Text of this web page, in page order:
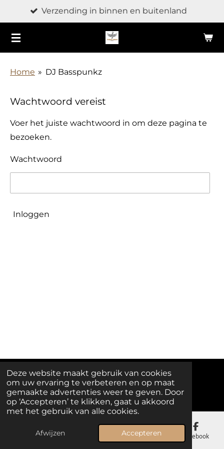
Deze website maakt gebruik van cookies
om uw ervaring te verbeteren en op maat
gemaakte advertenties weer te geven. Door
op ‘Accepteren’ te klikken, gaat u akkoord
met het gebruik van alle cookies.
Afwijzen Accepteren
direct
naar
de
hoofdinhoud
in binnen en buitenland
Home » DJ Basspunkz
Wachtwoord vereist
Voer het juiste wachtwoord in om deze pagina te
bezoeken.
Wachtwoord
Inloggen
© 2025 - 2026 Melody Island
E-mailadres Kaart Facebook